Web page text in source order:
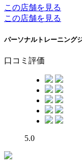
この店舗を見る
この店舗を見る
パーソナルトレーニング
口コミ評価
5.0